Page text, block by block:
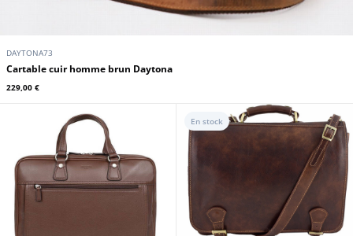
DAYTONA73
Cartable cuir homme brun Daytona
229,00 €
En stock